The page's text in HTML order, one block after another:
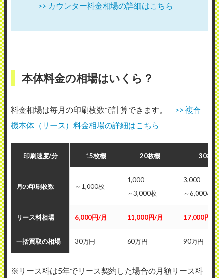
>> カウンター料金相場の詳細はこちら
本体料金の相場はいくら？
料金相場は毎月の印刷枚数で計算できます。
>> 複合
機本体（リース）料金相場の詳細はこちら
印刷速度/分 15枚機 20枚機 30枚機
月の印刷枚数 ～1,000枚
1,000
～3,000枚
3,000
～6,000枚
リース料相場 6,000円/月 11,000円/月 17,000円/月
一括買取の相場 30万円 60万円 90万円
※リース料は5年でリース契約した場合の月額リース料